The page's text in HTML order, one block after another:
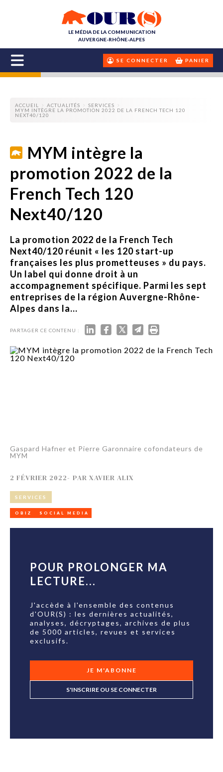
LE MÉDIA DE LA COMMUNICATION
AUVERGNE-RHÔNE-ALPES
SE CONNECTER PANIER
ACCUEIL ACTUALITÉS
SERVICES
MYM INTÈGRE LA PROMOTION 2022 DE LA FRENCH TECH 120
NEXT40/120
MYM intègre la
promotion 2022 de la
French Tech 120
Next40/120
La promotion 2022 de la French Tech
Next40/120 réunit « les 120 start-up
françaises les plus prometteuses » du pays.
Un label qui donne droit à un
accompagnement spécifique. Parmi les sept
entreprises de la région Auvergne-Rhône-
Alpes dans la...
PARTAGER CE CONTENU :
Gaspard Hafner et Pierre Garonnaire cofondateurs de
MYM
2 FÉVRIER 2022- PAR XAVIER ALIX
SERVICES
OBIZ SOCIAL MEDIA
POUR PROLONGER MA
LECTURE...
J'accède à l'ensemble des contenus
d'OUR(S) : les dernières actualités,
analyses, décryptages, archives de plus
de 5000 articles, revues et services
exclusifs.
JE M'ABONNE
S'INSCRIRE OU SE CONNECTER